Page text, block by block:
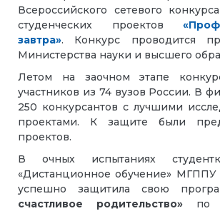
Всероссийского сетевого
студенческих проектов
завтра». Конкурс проводится
Министерства науки и высшего
Летом на заочном этапе
участников из 74 вузов России. В
250 конкурсантов с лучшими
проектами. К защите были
проектов.
В очных испытаниях
«Дистанционное обучение» МГППУ
успешно защитила свою
счастливое родительство» по